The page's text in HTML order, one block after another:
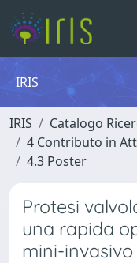
IRIS
IRIS
Catalogo
4 Contributo in
4.3 Poster
Protesi
una rapida
mini-invasivo